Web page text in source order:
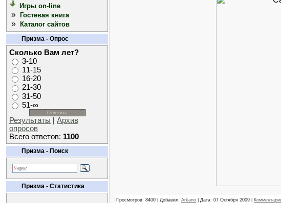
Игры on-line
» Гостевая книга
» Каталог сайтов
Призма - Опрос
Сколько Вам лет?
3-10
11-15
16-20
21-30
31-50
51-∞
Результаты
Архив
опросов
Всего ответов: 1100
Призма - Поиск
Призма - Статистика
Просмотров: 8400 | Добавил: Arkano | Дата: 07 Октября 2009